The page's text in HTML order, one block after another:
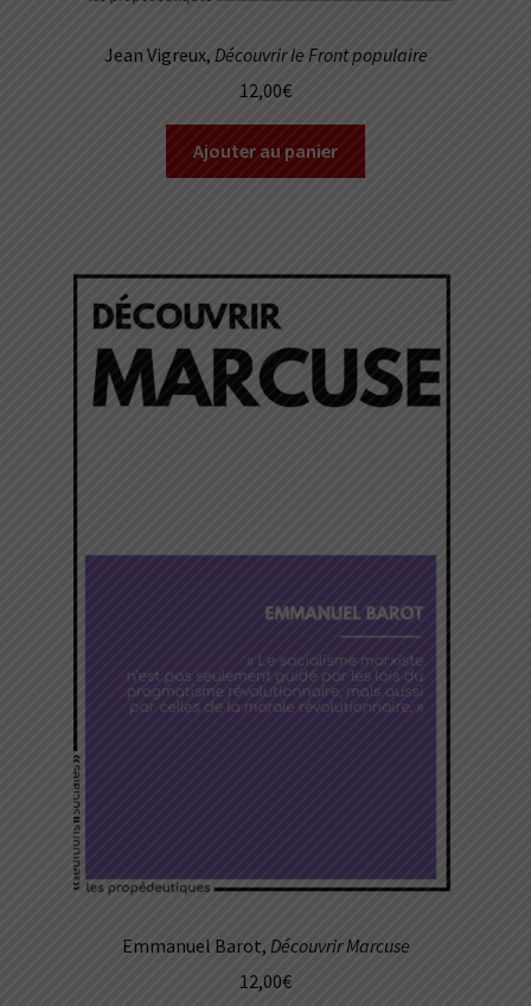
Jean Vigreux, Découvrir le Front populaire
12,00€
Ajouter au panier
Emmanuel Barot, Découvrir Marcuse
12,00€